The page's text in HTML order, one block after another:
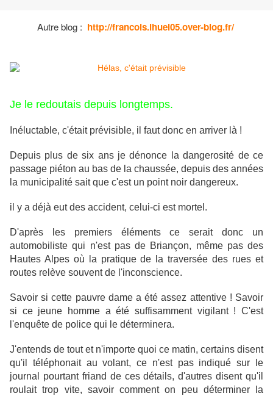
Autre blog : http://francois.ihuel05.over-blog.fr/
Je le redoutais depuis longtemps.
Inéluctable, c'était prévisible, il faut donc en arriver là !
Depuis plus de six ans je dénonce la dangerosité de ce
passage piéton au bas de la chaussée, depuis des années
la municipalité sait que c'est un point noir dangereux.
il y a déjà eut des accident, celui-ci est mortel.
D'après les premiers éléments ce serait donc un
automobiliste qui n'est pas de Briançon, même pas des
Hautes Alpes où la pratique de la traversée des rues et
routes relève souvent de l'inconscience.
Savoir si cette pauvre dame a été assez attentive ! Savoir
si ce jeune homme a été suffisamment vigilant ! C'est
l'enquête de police qui le déterminera.
J'entends de tout et n'importe quoi ce matin, certains disent
qu'il téléphonait au volant, ce n'est pas indiqué sur le
journal pourtant friand de ces détails, d'autres disent qu'il
roulait trop vite, savoir comment on peu déterminer la